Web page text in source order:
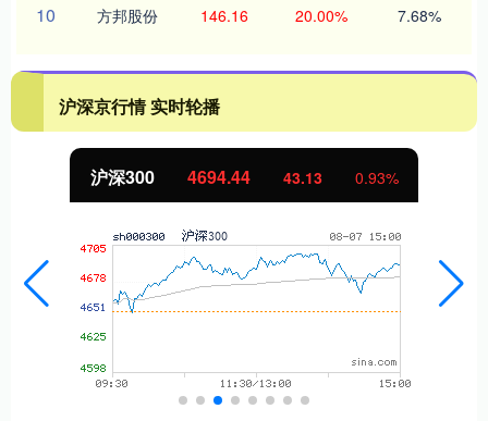
10 方邦股份 146.16 20.00% 7.68%
沪深京行情 实时轮播
沪深300 4694.44 43.13 0.93%